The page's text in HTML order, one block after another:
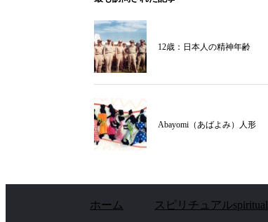
12歳：日本人の精神年齢
Abayomi（あばよみ）人形
ホーム スピリチュアルspiritual